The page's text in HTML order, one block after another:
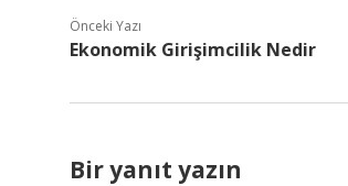
Önceki Yazı
Ekonomik Girişimcilik Nedir
Bir yanıt yazın